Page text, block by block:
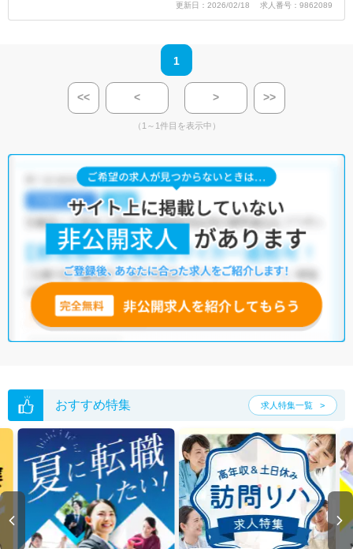
更新日：2026/02/18 求人番号：9862089
1
<< < > >>
（1～1件目を表示中）
おすすめ特集 求人特集一覧